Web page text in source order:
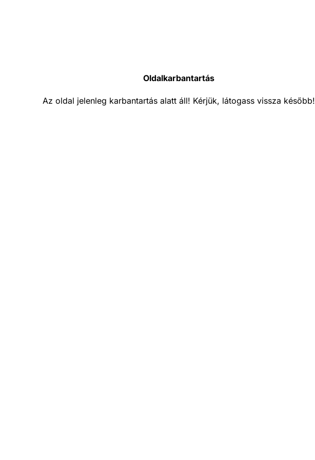
Oldalkarbantartás
Az oldal jelenleg karbantartás alatt áll! Kérjük, látogass vissza később!